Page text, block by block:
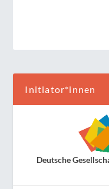
Initiator*innen
Deutsche